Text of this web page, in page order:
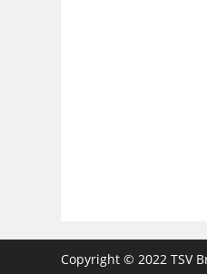
Copyright © 2022 TSV